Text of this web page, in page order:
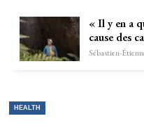
« Il y en a
cause des
HEALTH